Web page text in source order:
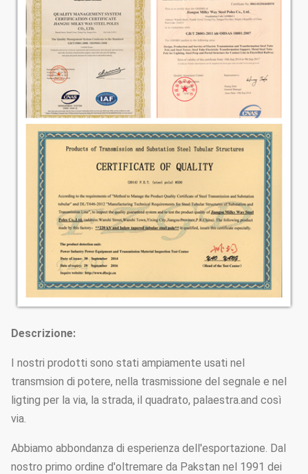
Descrizione:
I nostri prodotti sono stati ampiamente usati nel
transmsion di potere, nella trasmissione del segnale e nel
ligting per la via, la strada, il quadrato, palaestra.and così
via.
Abbiamo abbondanza di esperienza dell'esportazione. Dal
nostro primo ordine d'oltremare da Pakstan nel 1991 dei